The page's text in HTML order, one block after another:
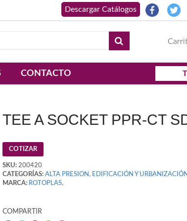
CONTACTO
TEE A SOCKET PPR-CT
COTIZAR
SKU:200420
CATEGORÍAS: ALTA PRESION, EDIFICACIÓN Y URBANIZACIÓN
MARCA: ROTOPLAS,
COMPARTIR